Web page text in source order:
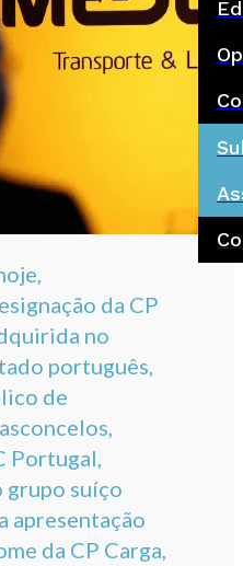
da CP
no
português,
de
Portugal,
grupo suíço
apresentação
da CP Carga,